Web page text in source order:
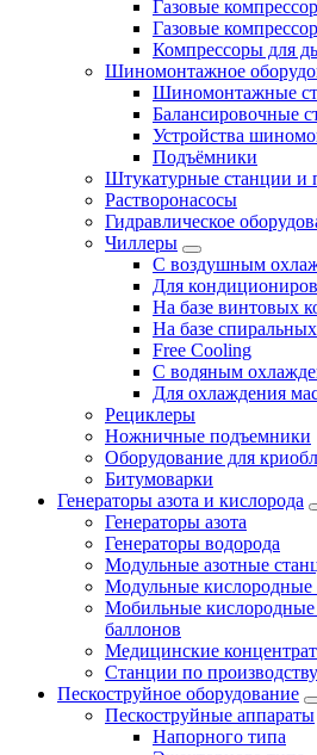
Газовые
Газовые
Компрессоры для
Шиномонтажное
Шиномонтажные
Балансировочные
Устройства
Подъёмники
Штукатурные станции и
Растворонасосы
Гидравлическое
Чиллеры
С воздушным
Для
На базе винтовых
На базе
Free Cooling
С водяным
Для охлаждения
Рециклеры
Ножничные подъемники
Оборудование для
Битумоварки
Генераторы азота и кислорода
Генераторы азота
Генераторы водорода
Модульные азотные
Модульные кислородные
Мобильные кислородные
баллонов
Медицинские
Станции по
Пескоструйное оборудование
Пескоструйные аппараты
Напорного типа